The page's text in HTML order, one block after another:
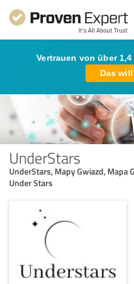
Vertrauen von über
Das
UnderStars
UnderStars, Mapy Gwiazd, Mapa
Under Stars